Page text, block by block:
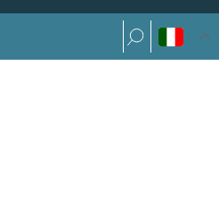
Ricerca per: